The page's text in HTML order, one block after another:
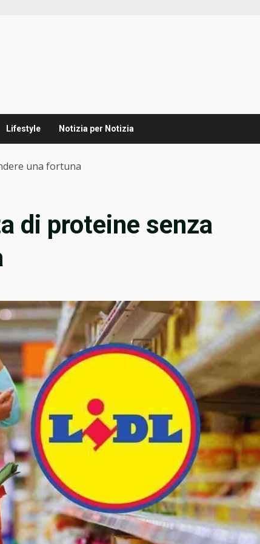
Lifestyle Notizia per Notizia
una fortuna
di proteine senza